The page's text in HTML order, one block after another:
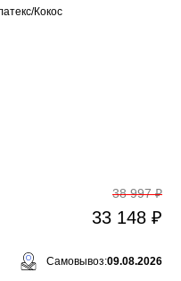
Кокос
38 997 ₽
33 148 ₽
Самовывоз:09.08.2026